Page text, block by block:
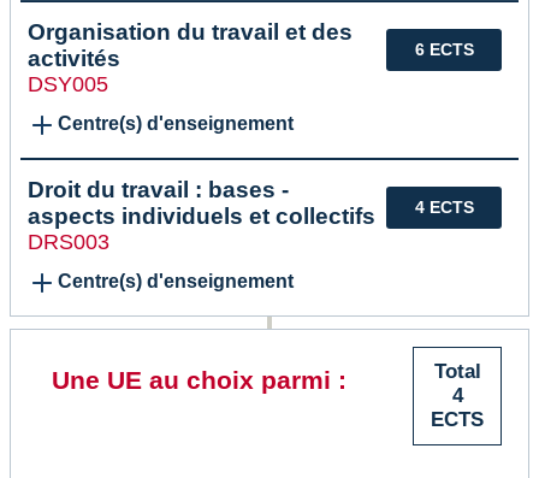
6 ECTS
Organisation du travail et des
activités
DSY005
Centre(s) d'enseignement
4 ECTS
Droit du travail : bases -
aspects individuels et collectifs
DRS003
Centre(s) d'enseignement
Total
4
ECTS
Une UE au choix parmi :